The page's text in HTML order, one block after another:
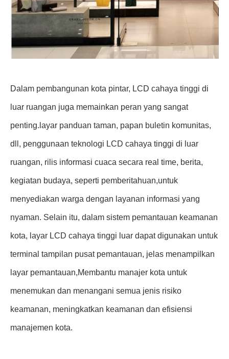
Dalam pembangunan kota pintar, LCD cahaya tinggi di
luar ruangan juga memainkan peran yang sangat
penting.layar panduan taman, papan buletin komunitas,
dll, penggunaan teknologi LCD cahaya tinggi di luar
ruangan, rilis informasi cuaca secara real time, berita,
kegiatan budaya, seperti pemberitahuan,untuk
menyediakan warga dengan layanan informasi yang
nyaman. Selain itu, dalam sistem pemantauan keamanan
kota, layar LCD cahaya tinggi luar dapat digunakan untuk
terminal tampilan pusat pemantauan, jelas menampilkan
layar pemantauan,Membantu manajer kota untuk
menemukan dan menangani semua jenis risiko
keamanan, meningkatkan keamanan dan efisiensi
manajemen kota.